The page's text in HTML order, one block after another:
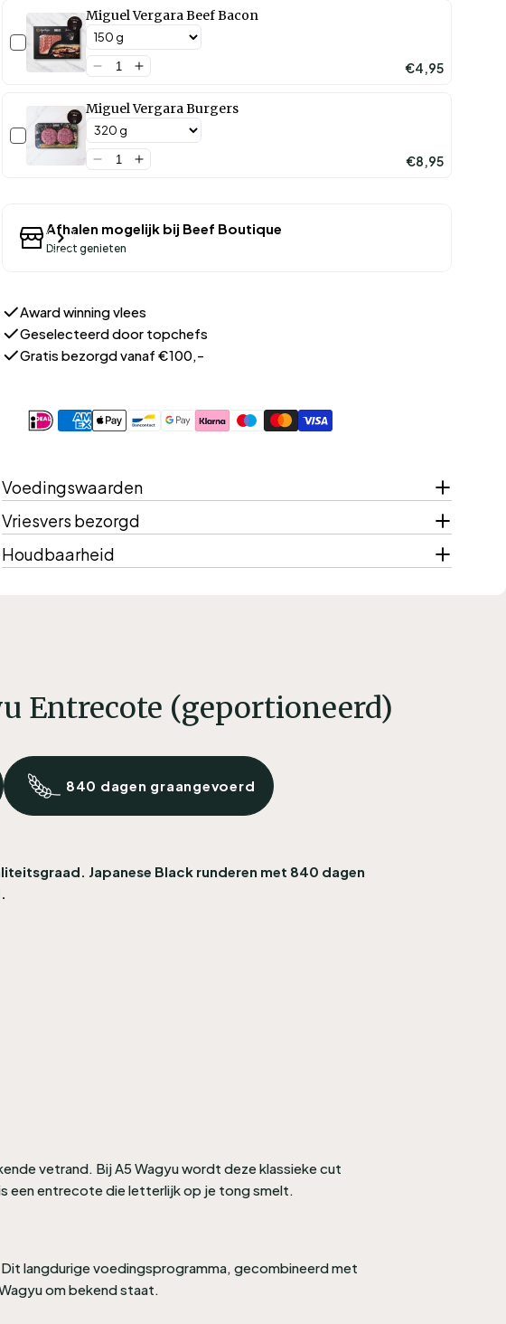
Miguel Vergara Beef Bacon
€4,95
Miguel Vergara Burgers
€8,95
Afhalen mogelijk bij Beef Boutique
Direct genieten
Award winning vlees
Geselecteerd door topchefs
Gratis bezorgd vanaf €100,-
Betaalmethoden
Voedingswaarden
Vriesvers bezorgd
Houdbaarheid
Entrecote (geportioneerd)
840 dagen graangevoerd
Japanese Black runderen met 840 dagen
vetrand. Bij A5 Wagyu wordt deze klassieke cut
een entrecote die letterlijk op je tong smelt.
langdurige voedingsprogramma, gecombineerd met
om bekend staat.